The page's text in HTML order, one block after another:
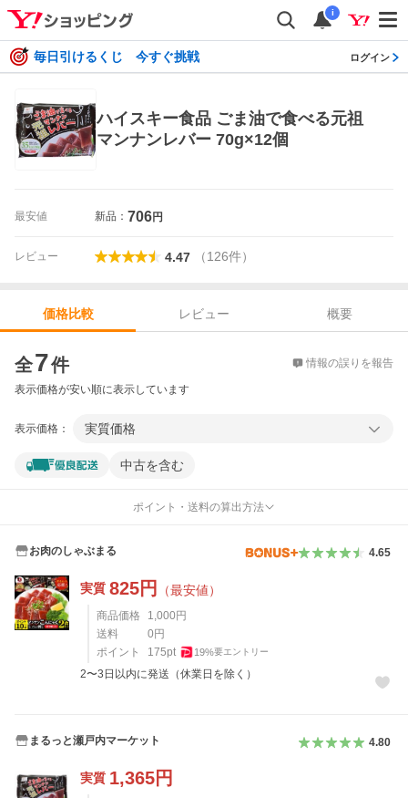
i
毎日引けるくじ 今すぐ挑戦 ログイン
ハイスキー食品 ごま油で食べる元祖
マンナンレバー 70g×12個
最安値 新品： 706円
レビュー 4.47 （126件）
価格比較 レビュー
概要
全7件 情報の誤りを報告
表示価格が安い順に表示しています
表示価格： 実質価格
中古を含む
ポイント・送料の算出方法
お肉のしゃぶまる 4.65
実質 825円 （最安値）
商品価格 1,000 円
送料
0 円
ポイント
175pt 19%要エントリー
2〜3日以内に発送（休業日を除く）
まるっと瀬戸内マーケット 4.80
実質 1,365円